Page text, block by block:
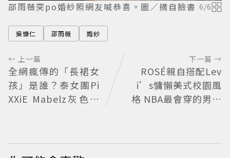
邵雨薇突po婚紗照網友喊恭喜。圖／摘自臉書 6/6
吳慷仁 邵雨薇 婚紗
← 上一篇
全網瘋傳的「長裙女
孩」是誰？泰女團Pi
XXiE Mabelz灰色長
下一篇 →
ROSÉ親自搭配Lev
i’s慵懶美式校園風
格 NBA最會穿的男人